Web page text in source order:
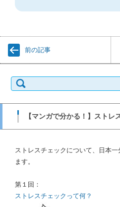
前の記事
索:
【マンガで分かる！】ストレ
ストレスチェックについて、日本
ます。
第１回：
ストレスチェックって何？